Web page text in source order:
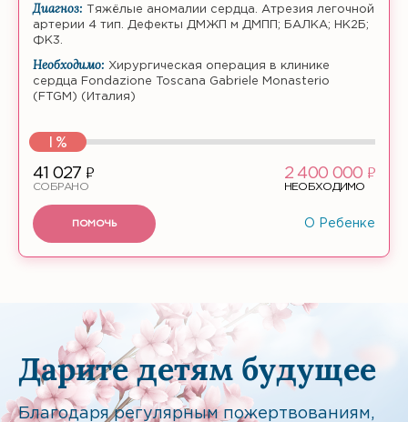
Диагноз:
Тяжёлые аномалии сердца. Атрезия легочной
артерии 4 тип. Дефекты ДМЖП м ДМПП; БАЛКА; НК2Б;
ФК3.
Необходимо: Хирургическая операция в клинике
сердца Fondazione Toscana Gabriele Monasterio
(FTGM) (Италия)
1%
41 027 ф
СОБРАНО
2 400 000 ф
НЕОБХОДИМО
ПОМОЧЬ О Ребенке
Дарите детям будущее
Благодаря регулярным пожертвованиям,